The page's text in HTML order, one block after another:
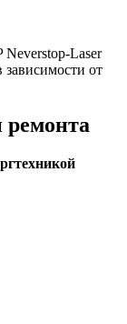
Laser
зависимости от
ремонта